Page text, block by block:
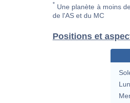
* Une planète à moins
de l'AS et du MC
Positions et